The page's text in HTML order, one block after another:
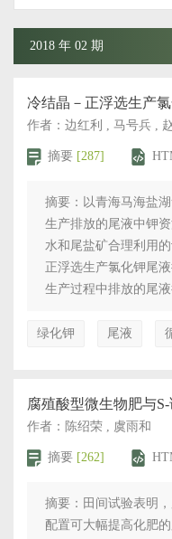
2018 年 02 期
冷结晶－正浮选生产
作者：边红利 , 马号兵 ,
摘要 [287]
摘要：以青海马海盐
生产排放的尾液中钾
水和尾盐矿合理利用
正浮选生产氯化钾尾
生产过程中排放的尾
绿化钾 尾液
作者：陈绍荣 , 虞雨和
摘要 [262]
摘要：田间试验表明
配置可大幅提高化肥